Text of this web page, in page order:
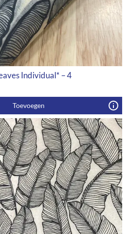
Individual* – 4
Toevoegen